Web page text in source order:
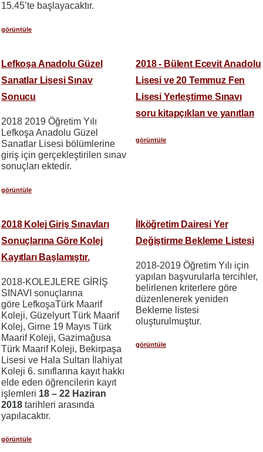
15.45’te başlayacaktır.
görüntüle
Lefkoşa Anadolu Güzel
Sanatlar Lisesi Sınav
Sonucu
2018 2019 Öğretim Yılı
Lefkoşa Anadolu Güzel
Sanatlar Lisesi bölümlerine
giriş için gerçekleştirilen sınav
sonuçları ektedir.
görüntüle
2018 - Bülent Ecevit Anadolu
Lisesi ve 20 Temmuz Fen
Lisesi Yerleştirme Sınavı
soru kitapçıkları ve yanıtları
görüntüle
2018 Kolej Giriş Sınavları
Sonuçlarına Göre Kolej
Kayıtları Başlamıştır.
2018-KOLEJLERE GİRİŞ
SINAVI sonuçlarına
göre LefkoşaTürk Maarif
Koleji, Güzelyurt Türk Maarif
Kolej, Girne 19 Mayıs Türk
Maarif Koleji, Gazimağusa
Türk Maarif Koleji, Bekirpaşa
Lisesi ve Hala Sultan İlahiyat
Koleji 6. sınıflarına kayıt hakkı
elde eden öğrencilerin kayıt
işlemleri 18 – 22 Haziran
2018 tarihleri arasında
yapılacaktır.
görüntüle
İlköğretim Dairesi Yer
Değiştirme Bekleme Listesi
2018-2019 Öğretim Yılı için
yapılan başvurularla tercihler,
belirlenen kriterlere göre
düzenlenerek yeniden
Bekleme listesi
oluşturulmuştur.
görüntüle